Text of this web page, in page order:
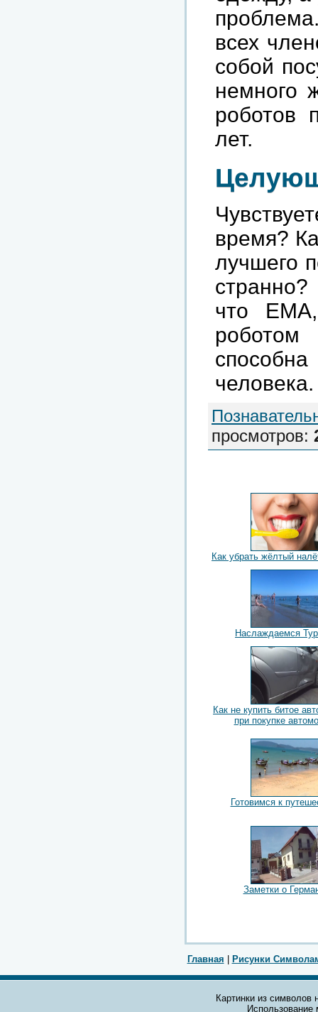
всех
собой
немного
роботов
лет.
время?
лучшего
что ЕМА,
роботом
человека.
просмотров:
Как убрать жёлтый
Наслаждаемся
Как не купить битое
при покупке
Готовимся к
Заметки о
Главная Рисунки
Картинки из символов
Использование